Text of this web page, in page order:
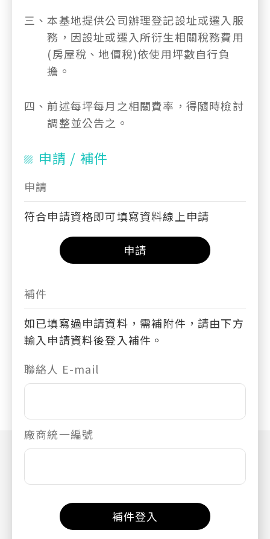
三、本基地提供公司辦理登記設址或遷入服
務，因設址或遷入所衍生相關稅務費用
(房屋稅、地價稅)依使用坪數自行負
擔。
四、 前述每坪每月之相關費率，得隨時檢討
調整並公告之。
申請 / 補件
申請
符合申請資格即可填寫資料線上申請
申請
補件
如已填寫過申請資料，需補附件，請由下方
輸入申請資料後登入補件。
聯絡人 E-mail
廠商統一編號
補件登入